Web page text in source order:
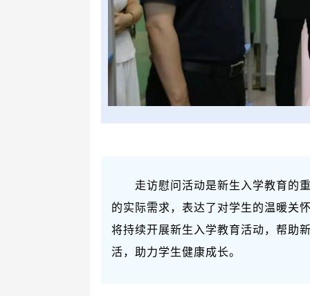
走访慰问活动是新生入学教育的
的实际需求，表达了对学生的温暖关
将持续开展新生入学教育活动，帮助
活，助力学生健康成长。